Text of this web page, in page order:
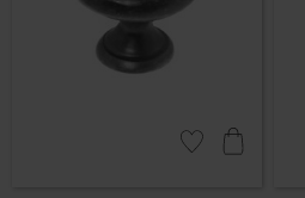
Lagre som favoritt